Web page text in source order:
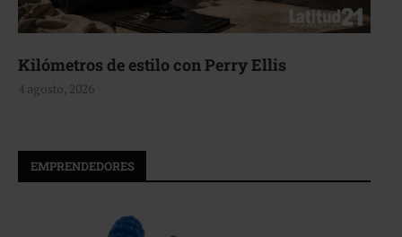
Aerie, texturas que fluyen
4 agosto, 2026
EMPRENDEDORES